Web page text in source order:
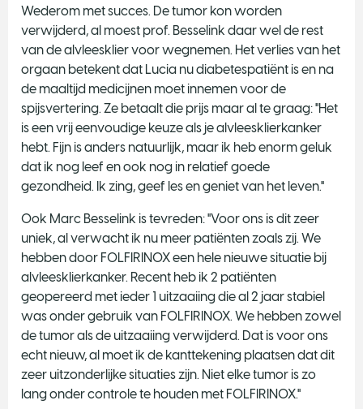
Wederom met succes. De tumor kon worden
verwijderd, al moest prof. Besselink daar wel de rest
van de alvleesklier voor wegnemen. Het verlies van het
orgaan betekent dat Lucia nu diabetespatiënt is en na
de maaltijd medicijnen moet innemen voor de
spijsvertering. Ze betaalt die prijs maar al te graag: "Het
is een vrij eenvoudige keuze als je alvleesklierkanker
hebt. Fijn is anders natuurlijk, maar ik heb enorm geluk
dat ik nog leef en ook nog in relatief goede
gezondheid. Ik zing, geef les en geniet van het leven."
Ook Marc Besselink is tevreden: "Voor ons is dit zeer
uniek, al verwacht ik nu meer patiënten zoals zij. We
hebben door FOLFIRINOX een hele nieuwe situatie bij
alvleesklierkanker. Recent heb ik 2 patiënten
geopereerd met ieder 1 uitzaaiing die al 2 jaar stabiel
was onder gebruik van FOLFIRINOX. We hebben zowel
de tumor als de uitzaaiing verwijderd. Dat is voor ons
echt nieuw, al moet ik de kanttekening plaatsen dat dit
zeer uitzonderlijke situaties zijn. Niet elke tumor is zo
lang onder controle te houden met FOLFIRINOX."